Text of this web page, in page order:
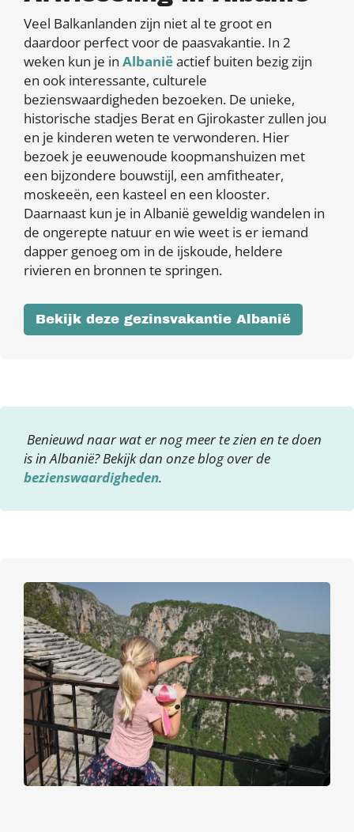
Veel Balkanlanden zijn niet al te groot en
daardoor perfect voor de paasvakantie. In 2
weken kun je in Albaniëactief buiten bezig zijn
en ook interessante, culturele
bezienswaardigheden bezoeken. De unieke,
historische stadjes Berat en Gjirokaster zullen jou
en je kinderen weten te verwonderen. Hier
bezoek je eeuwenoude koopmanshuizen met
een bijzondere bouwstijl, een amfitheater,
moskeeën, een kasteel en een klooster.
Daarnaast kun je in Albanië geweldig wandelen in
de ongerepte natuur en wie weet is er iemand
dapper genoeg om in de ijskoude, heldere
rivieren en bronnen te springen.
Bekijk deze gezinsvakantie Albanië
Benieuwd naar wat er nog meer te zien en te doen
is in Albanië? Bekijk dan onze blog over de
bezienswaardigheden.